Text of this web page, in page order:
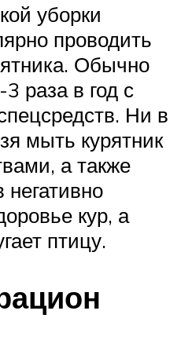
уборки
проводить
Обычно
раза в год с
Ни в
мыть курятник
а также
кур, а
птицу.